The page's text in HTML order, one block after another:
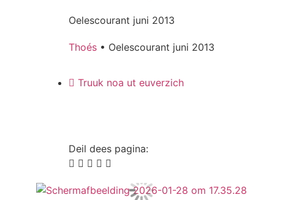
Oelescourant juni 2013
Thoés • Oelescourant juni 2013
Truuk noa ut euverzich
Deil dees pagina: